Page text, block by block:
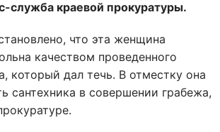
служба краевой прокуратуры.
что эта женщина
качеством проведенного
который дал течь. В отместку она
сантехника в совершении грабежа,